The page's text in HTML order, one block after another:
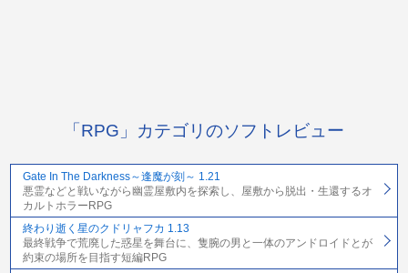
「RPG」カテゴリのソフトレビュー
Gate In The Darkness～逢魔が刻～ 1.21
悪霊などと戦いながら幽霊屋敷内を探索し、屋敷から脱出・生還するオ
カルトホラーRPG
終わり逝く星のクドリャフカ 1.13
最終戦争で荒廃した惑星を舞台に、隻腕の男と一体のアンドロイドとが
約束の場所を目指す短編RPG